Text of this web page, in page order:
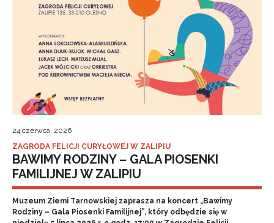
24 czerwca, 2026
ZAGRODA FELICJI CURYŁOWEJ W ZALIPIU
BAWIMY RODZINY – GALA PIOSENKI
FAMILIJNEJ W ZALIPIU
Muzeum Ziemi Tarnowskiej zaprasza na koncert „Bawimy
Rodziny – Gala Piosenki Familijnej”, który odbędzie się w